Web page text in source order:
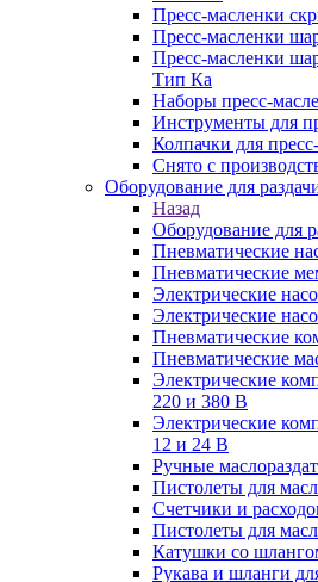
Пресс-масленки
Пресс-масленки
Пресс-масленки
Тип Кa
Наборы пресс-
Инструменты для
Колпачки для
Снято с
Оборудование для
Назад
Оборудование для
Пневматические
Пневматические
Электрические
Электрические
Пневматические
Пневматические
Электрические
220 и 380 В
Электрические
12 и 24 В
Ручные
Пистолеты для
Счетчики и
Пистолеты для
Катушки со
Рукава и шланги